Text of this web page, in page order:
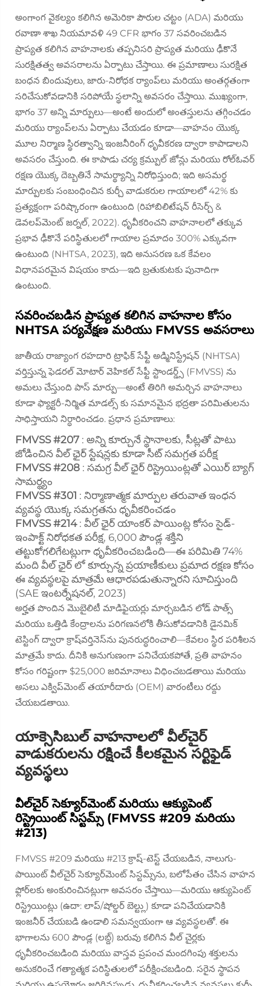
అంగాంగ వైకల్యం కలిగిన అమెరికా పౌరుల చట్టం (ADA) మరియు
రవాణా శాఖ నియమావళి 49 CFR భాగం 37 సవరించబడిన
ప్రాప్యత కలిగిన వాహనాలకు తప్పనిసరి ప్రాప్యత మరియు ఢీకొనే
సురక్షితత్వ అవసరాలను ఏర్పాటు చేస్తాయి. ఈ ప్రమాణాలు సురక్షిత
బంధన బిందువులు, జారు-నిరోధక ర్యాంప్‌లు మరియు అంతర్గతంగా
సరిచేసుకోవడానికి సరిపోయే స్థలాన్ని అవసరం చేస్తాయి. ముఖ్యంగా,
భాగం 37 అన్ని మార్పులు—అంటే అందులో అంతస్తులను తగ్గించడం
మరియు ర్యాంప్‌లను ఏర్పాటు చేయడం కూడా—వాహనం యొక్క
మూల నిర్మాణ స్థిరత్వాన్ని ఇంజనీరింగ్ ధృవీకరణ ద్వారా కాపాడాలని
అవసరం చేస్తుంది. ఈ కాపాడు చర్య క్రమ్పుల్ జోన్లు మరియు రోల్‌ఓవర్
రక్షణ యొక్క దెబ్బతినే సామర్థ్యాన్ని నిరోధిస్తుంది; ఇది అసమర్థ
మార్పులకు సంబంధించిన కుర్చీ వాడుకరుల గాయాలలో 42% కు
ప్రత్యక్షంగా పరిష్కారంగా ఉంటుంది (రిహాబిలిటేషన్ రీసెర్చ్ &
డెవలప్‌మెంట్ జర్నల్, 2022). ధృవీకరించని వాహనాలలో తక్కువ
ప్రభావ ఢీకొనే పరిస్థితులలో గాయాల ప్రమాదం 300% ఎక్కువగా
ఉంటుంది (NHTSA, 2023), ఇది అనుసరణ ఒక కేవలం
విధానపరమైన విషయం కాదు—ఇది బ్రతుకుటకు పునాదిగా
ఉంటుంది.
సవరించబడిన ప్రాప్యత కలిగిన వాహనాల కోసం
NHTSA పర్యవేక్షణ మరియు FMVSS అవసరాలు
జాతీయ రాజ్యాంగ రహదారి ట్రాఫిక్ సేఫ్టీ అడ్మినిస్ట్రేషన్ (NHTSA)
వర్తిస్తున్న ఫెడరల్ మోటార్ వెహికల్ సేఫ్టీ స్టాండర్డ్స్ (FMVSS) ను
అమలు చేస్తుంది పాస్ మార్పు—అంటే తిరిగి అమర్చిన వాహనాలు
కూడా ఫ్యాక్టరీ-నిర్మిత మాడల్స్ కు సమానమైన భద్రతా పరిమితులను
సాధిస్తాయని నిర్ధారించడం. ప్రధాన ప్రమాణాలు:
FMVSS #207 : అన్ని కూర్చునే స్థానాలకు, సీట్లతో పాటు
జోడించిన వీల్ ఛైర్ స్టేషన్లకు కూడా సీట్ సమగ్రత పరీక్ష
FMVSS #208 : సమగ్ర వీల్ ఛైర్ రిస్ట్రెయింట్లతో ఎయిర్ బ్యాగ్
సామర్థ్యం
FMVSS #301 : నిర్మాణాత్మక మార్పుల తరువాత ఇంధన
వ్యవస్థ యొక్క సమగ్రతను ధృవీకరించడం
FMVSS #214 : వీల్ ఛైర్ యాంకర్ పాయింట్ల కోసం సైడ్-
ఇంపాక్ట్ నిరోధకత పరీక్ష, 6,000 పౌండ్ల శక్తిని
తట్టుకోగలిగేటట్లుగా ధృవీకరించబడింది—ఈ పరిమితి 74%
మంది వీల్ ఛైర్ లో కూర్చున్న ప్రయాణీకులు ప్రమాద రక్షణ కోసం
ఈ వ్యవస్థలపై మాత్రమే ఆధారపడుతున్నారని సూచిస్తుంది
(SAE ఇంటర్నేషనల్, 2023)
అర్హత పొందిన మొబైలిటీ మాడిఫైయర్లు మార్చబడిన లోడ్ పాత్స్
మరియు ఒత్తిడి కేంద్రాలను పరిగణనలోకి తీసుకోవడానికి డైనమిక్
టెస్టింగ్ ద్వారా క్రాష్‌వర్తినెస్‌ను పునరుద్ధరించాలి—కేవలం స్థిర పరిశీలన
మాత్రమే కాదు. దీనికి అనుగుణంగా పనిచేయకపోతే, ప్రతి వాహనం
కోసం గరిష్టంగా $25,000 జరిమానాలు విధించబడతాయి మరియు
అసలు ఎక్విప్‌మెంట్ తయారీదారు (OEM) వారంటీలు రద్దు
చేయబడతాయి.
యాక్సెసిబుల్ వాహనాలలో వీల్‌చైర్
వాడుకరులను రక్షించే కీలకమైన సర్టిఫైడ్
వ్యవస్థలు
వీల్‌చైర్ సెక్యూర్‌మెంట్ మరియు ఆక్యుపెంట్
రిస్ట్రెయింట్ సిస్టమ్స్ (FMVSS #209 మరియు
#213)
FMVSS #209 మరియు #213 క్రాష్-టెస్ట్ చేయబడిన, నాలుగు-
పాయింట్ వీల్‌చైర్ సెక్యూర్‌మెంట్ సిస్టమ్స్‌ను, బలోపేతం చేసిన వాహన
ఫ్లోర్‌లకు అంకురించినట్లుగా అవసరం చేస్తాయి—మరియు ఆక్యుపెంట్
రిస్ట్రెయింట్లు (ఉదా: లాప్/షోల్డర్ బెల్ట్లు) కూడా పనిచేయడానికి
ఇంజనీర్ చేయబడి ఉండాలి సమన్వయంగా ఆ వ్యవస్థలతో. ఈ
భాగాలను 600 పౌండ్ల (లబ్ద్) బరువు కలిగిన వీల్ చైర్లకు
ధృవీకరించబడింది మరియు వాస్తవ ప్రపంచ మందగింపు శక్తులను
అనుకరించే గత్యాత్మక పరిస్థితులలో పరీక్షించబడింది. సరైన స్థాపన